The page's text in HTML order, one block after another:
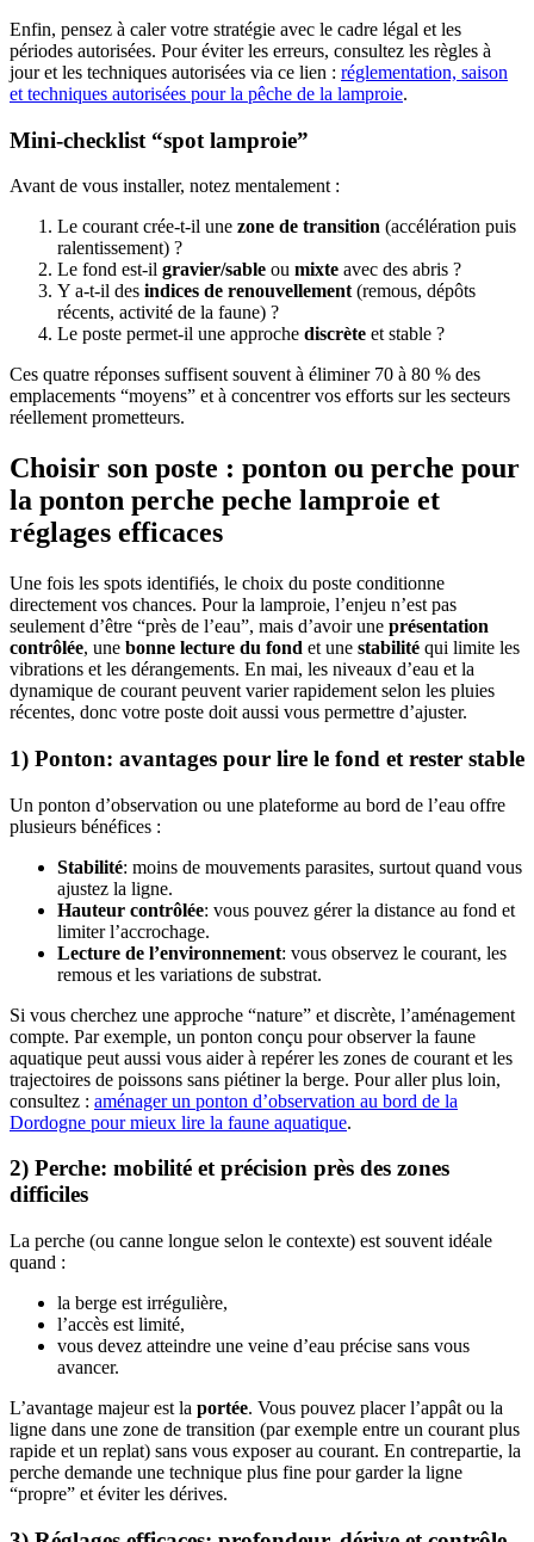
Enfin, pensez à caler votre stratégie avec le cadre légal et les
périodes autorisées. Pour éviter les erreurs, consultez les règles à
jour et les techniques autorisées via ce lien : réglementation, saison
et techniques autorisées pour la pêche de la lamproie.
Mini-checklist “spot lamproie”
Avant de vous installer, notez mentalement :
Le courant crée-t-il une zone de transition (accélération puis
ralentissement) ?
Le fond est-il gravier/sable ou mixte avec des abris ?
Y a-t-il des indices de renouvellement (remous, dépôts
récents, activité de la faune) ?
Le poste permet-il une approche discrète et stable ?
Ces quatre réponses suffisent souvent à éliminer 70 à 80 % des
emplacements “moyens” et à concentrer vos efforts sur les secteurs
réellement prometteurs.
Choisir son poste : ponton ou perche pour
la ponton perche peche lamproie et
réglages efficaces
Une fois les spots identifiés, le choix du poste conditionne
directement vos chances. Pour la lamproie, l’enjeu n’est pas
seulement d’être “près de l’eau”, mais d’avoir une présentation
contrôlée, une bonne lecture du fond et une stabilité qui limite les
vibrations et les dérangements. En mai, les niveaux d’eau et la
dynamique de courant peuvent varier rapidement selon les pluies
récentes, donc votre poste doit aussi vous permettre d’ajuster.
1) Ponton: avantages pour lire le fond et rester stable
Un ponton d’observation ou une plateforme au bord de l’eau offre
plusieurs bénéfices :
Stabilité: moins de mouvements parasites, surtout quand vous
ajustez la ligne.
Hauteur contrôlée: vous pouvez gérer la distance au fond et
limiter l’accrochage.
Lecture de l’environnement: vous observez le courant, les
remous et les variations de substrat.
Si vous cherchez une approche “nature” et discrète, l’aménagement
compte. Par exemple, un ponton conçu pour observer la faune
aquatique peut aussi vous aider à repérer les zones de courant et les
trajectoires de poissons sans piétiner la berge. Pour aller plus loin,
consultez : aménager un ponton d’observation au bord de la
Dordogne pour mieux lire la faune aquatique.
2) Perche: mobilité et précision près des zones
difficiles
La perche (ou canne longue selon le contexte) est souvent idéale
quand :
la berge est irrégulière,
l’accès est limité,
vous devez atteindre une veine d’eau précise sans vous
avancer.
L’avantage majeur est la portée. Vous pouvez placer l’appât ou la
ligne dans une zone de transition (par exemple entre un courant plus
rapide et un replat) sans vous exposer au courant. En contrepartie, la
perche demande une technique plus fine pour garder la ligne
“propre” et éviter les dérives.